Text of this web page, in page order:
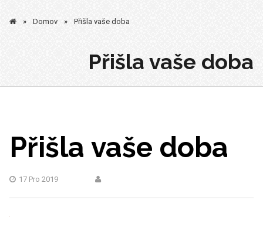
» Domov » Přišla vaše doba
Přišla vaše doba
Přišla vaše doba
17 Pro 2019